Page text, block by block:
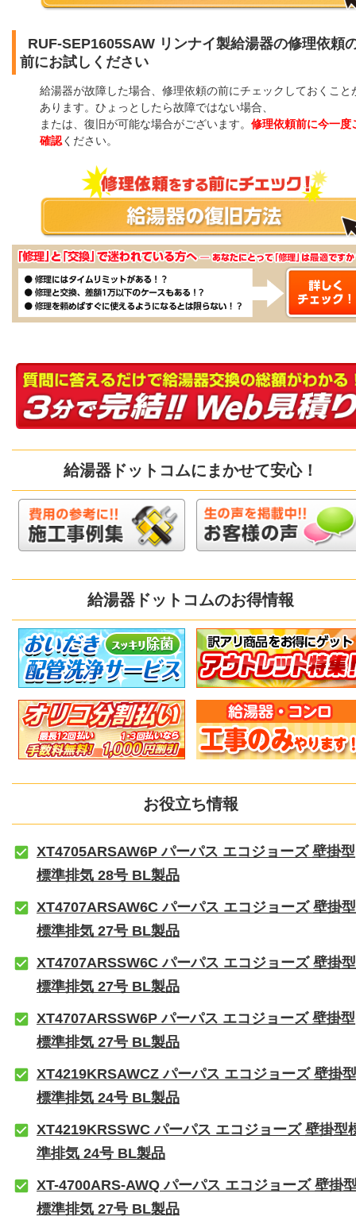
RUF-SEP1605SAW リンナイ製給湯器の修理依頼
前にお試しください
給湯器が故障した場合、修理依頼の前にチェックしておくこと
あります。ひょっとしたら故障ではない場合、
または、復旧が可能な場合がございます。 修理依頼前に今一度
確認ください。
給湯器ドットコムにまかせて安心！
給湯器ドットコムのお得情報
お役立ち情報
XT4705ARSAW6P パーパス エコジョーズ 壁掛型
標準排気 28号 BL製品
XT4707ARSAW6C パーパス エコジョーズ 壁掛型
標準排気 27号 BL製品
XT4707ARSSW6C パーパス エコジョーズ 壁掛型
標準排気 27号 BL製品
XT4707ARSSW6P パーパス エコジョーズ 壁掛型
標準排気 27号 BL製品
XT4219KRSAWCZ パーパス エコジョーズ 壁掛型
標準排気 24号 BL製品
XT4219KRSSWC パーパス エコジョーズ 壁掛型
準排気 24号 BL製品
XT-4700ARS-AWQ パーパス エコジョーズ 壁掛
標準排気 27号 BL製品